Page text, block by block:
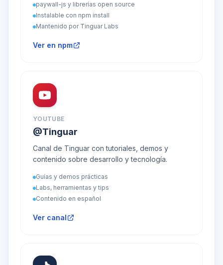
paywall-js y librerías open source
Instalable con npm install
Mantenido por Tinguar Labs
Ver en npm
YOUTUBE
@Tinguar
Canal de Tinguar con tutoriales, demos y
contenido sobre desarrollo y tecnología.
Guías y demos prácticas
Labs, herramientas y tips
Contenido en español
Ver canal